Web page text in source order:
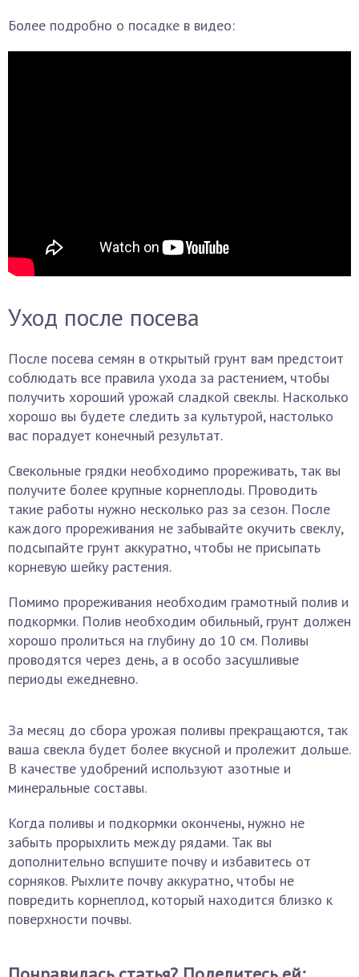
Более подробно о посадке в видео:
Уход после посева
После посева семян в открытый грунт вам предстоит
соблюдать все правила ухода за растением, чтобы
получить хороший урожай сладкой свеклы. Насколько
хорошо вы будете следить за культурой, настолько
вас порадует конечный результат.
Свекольные грядки необходимо прореживать, так вы
получите более крупные корнеплоды. Проводить
такие работы нужно несколько раз за сезон. После
каждого прореживания не забывайте окучить свеклу,
подсыпайте грунт аккуратно, чтобы не присыпать
корневую шейку растения.
Помимо прореживания необходим грамотный полив и
подкормки. Полив необходим обильный, грунт должен
хорошо пролиться на глубину до 10 см. Поливы
проводятся через день, а в особо засушливые
периоды ежедневно.
За месяц до сбора урожая поливы прекращаются, так
ваша свекла будет более вкусной и пролежит дольше.
В качестве удобрений используют азотные и
минеральные составы.
Когда поливы и подкормки окончены, нужно не
забыть прорыхлить между рядами. Так вы
дополнительно вспушите почву и избавитесь от
сорняков. Рыхлите почву аккуратно, чтобы не
повредить корнеплод, который находится близко к
поверхности почвы.